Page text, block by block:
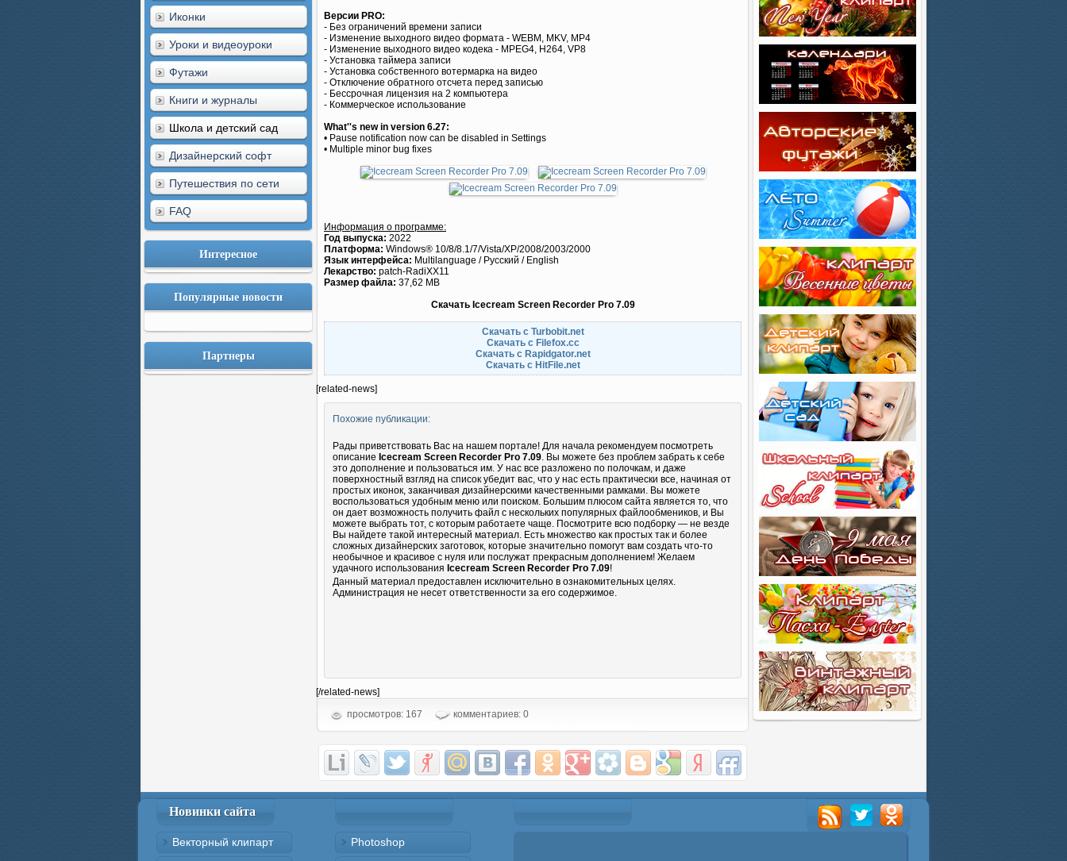
Иконки
Уроки и видеоуроки
Футажи
Книги и журналы
Школа и детский сад
Дизайнерский софт
Путешествия по сети
FAQ
Интересное
Популярные новости
Партнеры
Версии PRO:
- Без ограничений времени записи
- Изменение выходного видео формата - WEBM, MKV, MP4
- Изменение выходного видео кодека - MPEG4, H264, VP8
- Установка таймера записи
- Установка собственного вотермарка на видео
- Отключение обратного отсчета перед записью
- Бессрочная лицензия на 2 компьютера
- Коммерческое использование
What''s new in version 6.27:
• Pause notification now can be disabled in Settings
• Multiple minor bug fixes
Информация о программе:
Год выпуска: 2022
Платформа: Windows® 10/8/8.1/7/Vista/XP/2008/2003/2000
Язык интерфейса: Multilanguage / Русский / English
Лекарство: patch-RadiXX11
Размер файла: 37,62 MB
Скачать Icecream Screen Recorder Pro 7.09
Скачать с Turbobit.net
Скачать с Filefox.cc
Скачать с Rapidgator.net
Скачать с HitFile.net
[related-news]
Похожие публикации:
Рады приветствовать Вас на нашем портале! Для начала рекомендуем посмотреть
описание Icecream Screen Recorder Pro 7.09. Вы можете без проблем забрать к себе
это дополнение и пользоваться им. У нас все разложено по полочкам, и даже
поверхностный взгляд на список убедит вас, что у нас есть практически все, начиная от
простых иконок, заканчивая дизайнерскими качественными рамками. Вы можете
воспользоваться удобным меню или поиском. Большим плюсом сайта является то, что
он дает возможность получить файл с нескольких популярных файлообмеников, и Вы
можете выбрать тот, с которым работаете чаще. Посмотрите всю подборку — не везде
Вы найдете такой интересный материал. Есть множество как простых так и более
сложных дизайнерских заготовок, которые значительно помогут вам создать что-то
необычное и красивое с нуля или послужат прекрасным дополнением! Желаем
удачного использования Icecream Screen Recorder Pro 7.09!
Данный материал предоставлен исключительно в ознакомительных целях.
Администрация не несет ответственности за его содержимое.
[/related-news]
просмотров: 167
комментариев: 0
Новинки сайта
Векторный клипарт
Photoshop